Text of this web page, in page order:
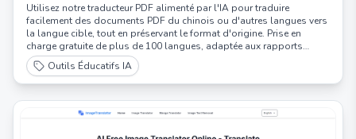
Utilisez notre traducteur PDF alimenté par l'IA pour traduire
facilement des documents PDF du chinois ou d'autres langues vers
la langue cible, tout en préservant le format d'origine. Prise en
charge gratuite de plus de 100 langues, adaptée aux rapports
commerciaux, articles académiques, guides de voyage ou
documents personnels - téléchargez le PDF, choisissez la langue
source/langue cible, et téléchargez sans effort. Optimisé pour les
éducatifs transfrontaliers.
Outils Éducatifs IA